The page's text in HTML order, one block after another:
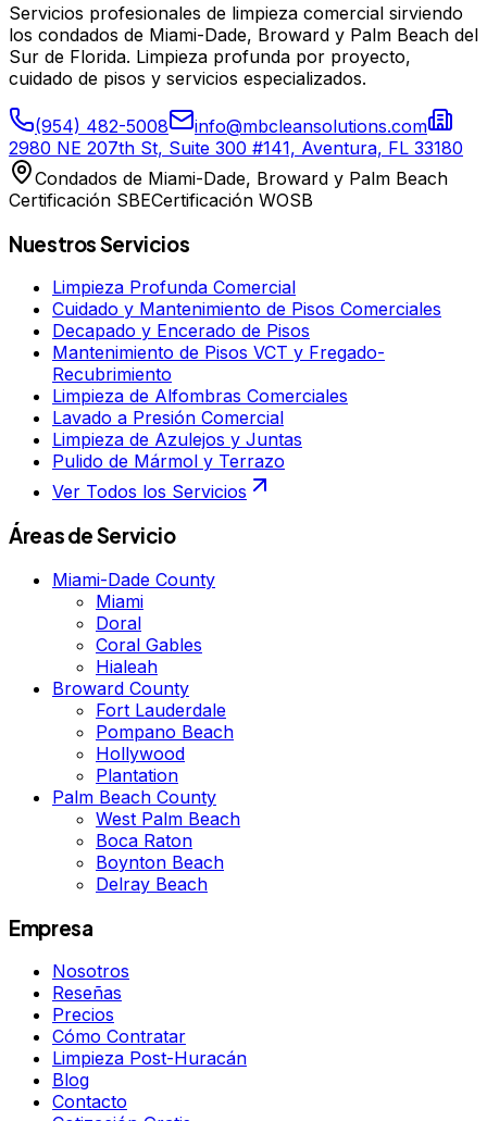
Servicios profesionales de limpieza comercial sirviendo
los condados de Miami-Dade, Broward y Palm Beach del
Sur de Florida. Limpieza profunda por proyecto,
cuidado de pisos y servicios especializados.
(954) 482-5008
info@mbcleansolutions.com
2980 NE 207th St, Suite 300 #141, Aventura, FL 33180
Condados de Miami-Dade, Broward y Palm Beach
Certificación SBECertificación WOSB
Nuestros Servicios
Limpieza Profunda Comercial
Cuidado y Mantenimiento de Pisos Comerciales
Decapado y Encerado de Pisos
Mantenimiento de Pisos VCT y Fregado-
Recubrimiento
Limpieza de Alfombras Comerciales
Lavado a Presión Comercial
Limpieza de Azulejos y Juntas
Pulido de Mármol y Terrazo
Ver Todos los Servicios
Áreas de Servicio
Miami-Dade County
Miami
Doral
Coral Gables
Hialeah
Broward County
Fort Lauderdale
Pompano Beach
Hollywood
Plantation
Palm Beach County
West Palm Beach
Boca Raton
Boynton Beach
Delray Beach
Empresa
Nosotros
Reseñas
Precios
Cómo Contratar
Limpieza Post-Huracán
Blog
Contacto